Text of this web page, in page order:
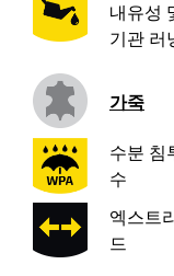
내유성
기관 러
가죽
수분 침
수
엑스트
드